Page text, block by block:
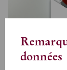
données